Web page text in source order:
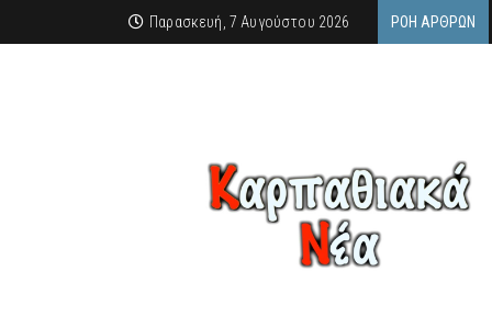
Παρασκευή, 7 Αυγούστου 2026 ΡΟΉ ΆΡΘΡΩΝ